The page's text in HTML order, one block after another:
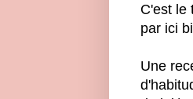
C'est le
par ici
Une